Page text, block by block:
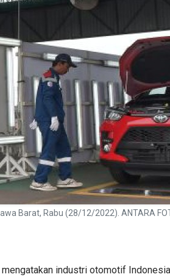
Barat, Rabu (28/12/2022). ANTARA
industri otomotif